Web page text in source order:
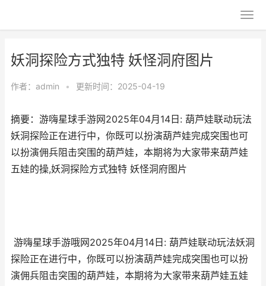
妖洞探险方式独特 妖怪洞府图片
作者： admin • 更新时间：2025-04-19
摘要：游嗨星球手游网2025年04月14日: 葫芦娃联动玩法
妖洞探险正在进行中，你既可以扮演葫芦娃完成突围也可
以扮演佣兵阻击突围的葫芦娃，本期将为大家带来葫芦娃
五娃的操,妖洞探险方式独特 妖怪洞府图片
游嗨星球手游哦网2025年04月14日: 葫芦娃联动玩法妖洞
探险正在进行中，你既可以扮演葫芦娃完成突围也可以扮
演佣兵阻击突围的葫芦娃，本期将为大家带来葫芦娃五娃